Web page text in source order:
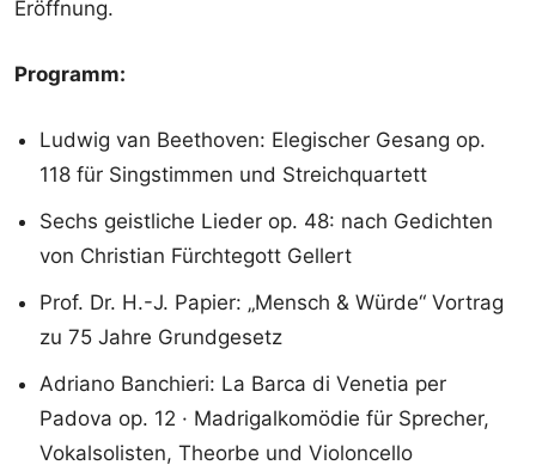
Eröffnung.
Programm:
Ludwig van Beethoven: Elegischer Gesang op.
118 für Singstimmen und Streichquartett
Sechs geistliche Lieder op. 48: nach Gedichten
von Christian Fürchtegott Gellert
Prof. Dr. H.-J. Papier: „Mensch & Würde“ Vortrag
zu 75 Jahre Grundgesetz
Adriano Banchieri: La Barca di Venetia per
Padova op. 12 · Madrigalkomödie für Sprecher,
Vokalsolisten, Theorbe und Violoncello